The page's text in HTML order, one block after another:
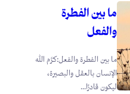
ما بين الفطرة
والفعل
ما بين الفطرة والفعل:كرَّم الله
الإنسان بالعقل والبصيرة،
ليكون قادرًا...